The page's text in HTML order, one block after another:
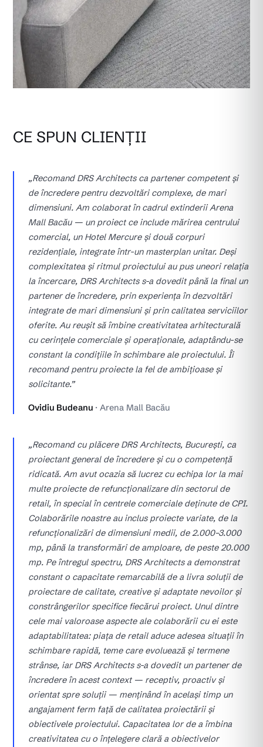
CE SPUN CLIENȚII
„Recomand DRS Architects ca partener competent și
de încredere pentru dezvoltări complexe, de mari
dimensiuni. Am colaborat în cadrul extinderii Arena
Mall Bacău — un proiect ce include mărirea centrului
comercial, un Hotel Mercure și două corpuri
rezidențiale, integrate într-un masterplan unitar. Deși
complexitatea și ritmul proiectului au pus uneori relația
la încercare, DRS Architects s-a dovedit până la final un
partener de încredere, prin experiența în dezvoltări
integrate de mari dimensiuni și prin calitatea serviciilor
oferite. Au reușit să îmbine creativitatea arhitecturală
cu cerințele comerciale și operaționale, adaptându-se
constant la condițiile în schimbare ale proiectului. Îi
recomand pentru proiecte la fel de ambițioase și
solicitante.”
Ovidiu Budeanu · Arena Mall Bacău
„Recomand cu plăcere DRS Architects, București, ca
proiectant general de încredere și cu o competență
ridicată. Am avut ocazia să lucrez cu echipa lor la mai
multe proiecte de refuncționalizare din sectorul de
retail, în special în centrele comerciale deținute de CPI.
Colaborările noastre au inclus proiecte variate, de la
refuncționalizări de dimensiuni medii, de 2.000–3.000
mp, până la transformări de amploare, de peste 20.000
mp. Pe întregul spectru, DRS Architects a demonstrat
constant o capacitate remarcabilă de a livra soluții de
proiectare de calitate, creative și adaptate nevoilor și
constrângerilor specifice fiecărui proiect. Unul dintre
cele mai valoroase aspecte ale colaborării cu ei este
adaptabilitatea: piața de retail aduce adesea situații în
schimbare rapidă, teme care evoluează și termene
strânse, iar DRS Architects s-a dovedit un partener de
încredere în acest context — receptiv, proactiv și
orientat spre soluții — menținând în același timp un
angajament ferm față de calitatea proiectării și
obiectivele proiectului. Capacitatea lor de a îmbina
creativitatea cu o înțelegere clară a obiectivelor